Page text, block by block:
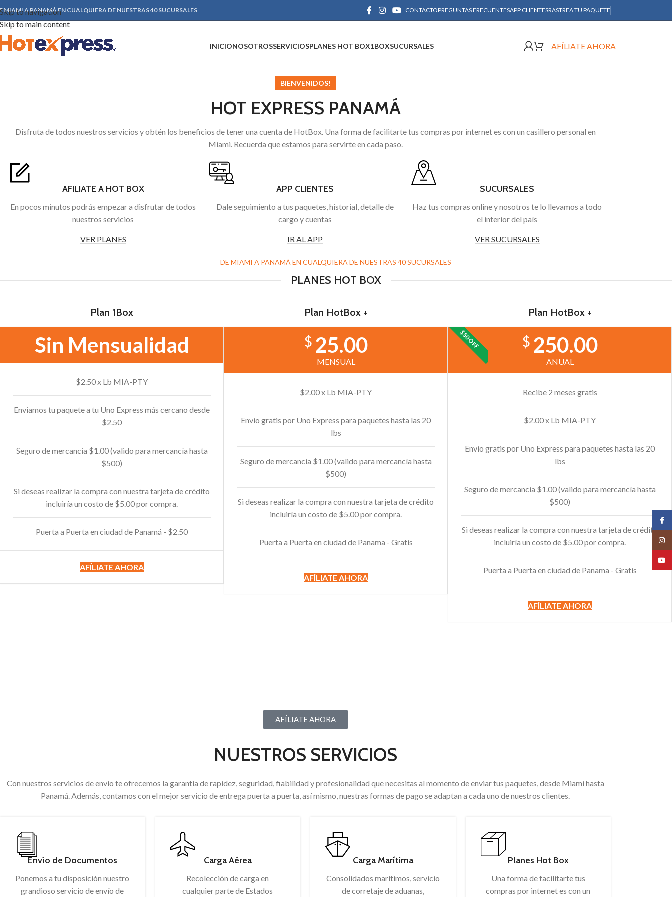
Skip to navigation
Skip to main content
MIAMI A PANAMÁ EN CUALQUIERA DE NUESTRAS 40 SUCURSALES CONTACTOPREGUNTAS FRECUENTESAPP CLIENTESRASTREA TU PAQUETE
INICIONOSOTROSSERVICIOSPLANES HOT BOX1BOXSUCURSALES AFÍLIATE AHORA
BIENVENIDOS!
HOT EXPRESS PANAMÁ
Disfruta de todos nuestros servicios y obtén los beneficios de tener una cuenta de HotBox. Una forma de facilitarte tus compras por internet es con un casillero personal en
Miami. Recuerda que estamos para servirte en cada paso.
AFILIATE A HOT BOX
En pocos minutos podrás empezar a disfrutar de todos
nuestros servicios
VER PLANES
APP CLIENTES
Dale seguimiento a tus paquetes, historial, detalle de
cargo y cuentas
IR AL APP
SUCURSALES
Haz tus compras online y nosotros te lo llevamos a todo
el interior del país
VER SUCURSALES
DE MIAMI A PANAMÁ EN CUALQUIERA DE NUESTRAS 40 SUCURSALES
PLANES HOT BOX
Plan 1Box
Sin Mensualidad
$2.50 x Lb MIA-PTY
Enviamos tu paquete a tu Uno Express más cercano desde
$2.50
Seguro de mercancia $1.00 (valido para mercancía hasta
$500)
Si deseas realizar la compra con nuestra tarjeta de crédito
incluiría un costo de $5.00 por compra.
Puerta a Puerta en ciudad de Panamá - $2.50
AFÍLIATE AHORA
Plan HotBox +
$ 25.00
MENSUAL
$2.00 x Lb MIA-PTY
Envio gratis por Uno Express para paquetes hasta las 20
lbs
Seguro de mercancia $1.00 (valido para mercancía hasta
$500)
Si deseas realizar la compra con nuestra tarjeta de crédito
incluiría un costo de $5.00 por compra.
Puerta a Puerta en ciudad de Panama - Gratis
AFÍLIATE AHORA
Plan HotBox +
$50 OFF $ 250.00
ANUAL
Recibe 2 meses gratis
$2.00 x Lb MIA-PTY
Envio gratis por Uno Express para paquetes hasta las 20
lbs
Seguro de mercancia $1.00 (valido para mercancía hasta
$500)
Si deseas realizar la compra con nuestra tarjeta de crédito
incluiría un costo de $5.00 por compra.
Puerta a Puerta en ciudad de Panama - Gratis
AFÍLIATE AHORA
AFÍLIATE AHORA
NUESTROS SERVICIOS
Con nuestros servicios de envío te ofrecemos la garantía de rapidez, seguridad, fiabilidad y profesionalidad que necesitas al momento de enviar tus paquetes, desde Miami hasta
Panamá. Además, contamos con el mejor servicio de entrega puerta a puerta, así mismo, nuestras formas de pago se adaptan a cada uno de nuestros clientes.
Envío de Documentos
Ponemos a tu disposición nuestro
grandioso servicio de envío de
Carga Aérea
Recolección de carga en
cualquier parte de Estados
Carga Marítima
Consolidados marítimos, servicio
de corretaje de aduanas,
Planes Hot Box
Una forma de facilitarte tus
compras por internet es con un